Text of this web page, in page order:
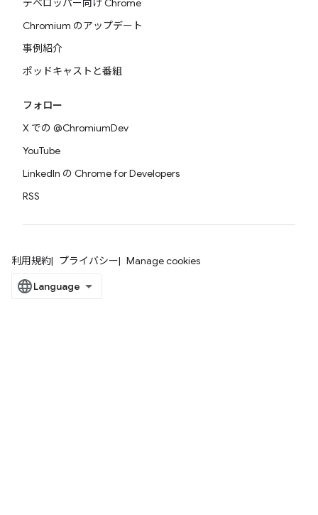
デベロッパー向け Chrome
Chromium のアップデート
事例紹介
ポッドキャストと番組
フォロー
X での @ChromiumDev
YouTube
LinkedIn の Chrome for Developers
RSS
利用規約 プライバシー Manage cookies